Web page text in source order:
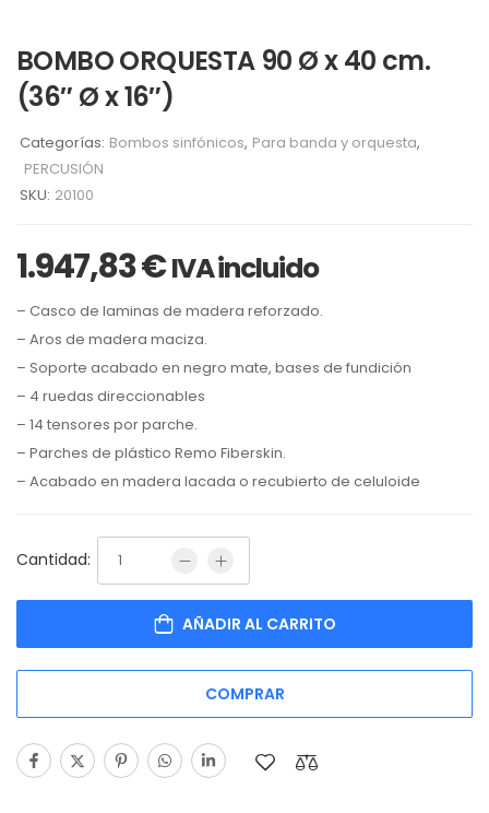
BOMBO ORQUESTA 90 Ø x 40 cm.
(36″ Ø x 16″)
Categorías: Bombos sinfónicos, Para banda y orquesta,
PERCUSIÓN
SKU: 20100
1.947,83€ IVA incluido
– Casco de laminas de madera reforzado.
– Aros de madera maciza.
– Soporte acabado en negro mate, bases de fundición
– 4 ruedas direccionables
– 14 tensores por parche.
– Parches de plástico Remo Fiberskin.
– Acabado en madera lacada o recubierto de celuloide
Cantidad:
AÑADIR AL CARRITO
COMPRAR